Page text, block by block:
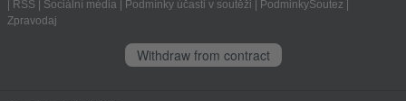
RSS Sociální média Podmínky účasti v soutěži PodminkySoutez
Zpravodaj
Withdraw from contract